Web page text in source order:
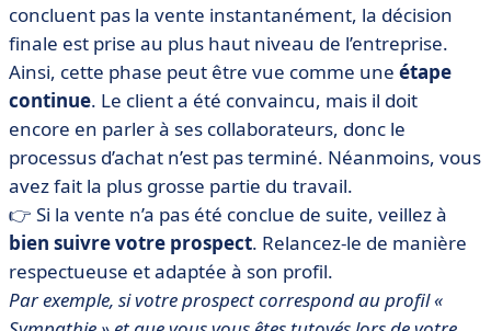
concluent pas la vente instantanément, la décision
finale est prise au plus haut niveau de l’entreprise.
Ainsi, cette phase peut être vue comme une étape
continue. Le client a été convaincu, mais il doit
encore en parler à ses collaborateurs, donc le
processus d’achat n’est pas terminé. Néanmoins, vous
avez fait la plus grosse partie du travail.
👉 Si la vente n’a pas été conclue de suite, veillez à
bien suivre votre prospect. Relancez-le de manière
respectueuse et adaptée à son profil.
Par exemple, si votre prospect correspond au profil «